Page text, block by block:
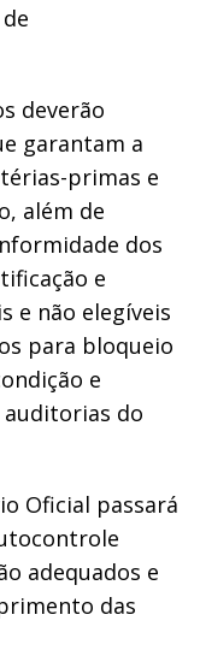
deverão
garantam a
primas e
além de
dos
e
e não elegíveis
para bloqueio
e
do
Oficial passará
adequados e
das